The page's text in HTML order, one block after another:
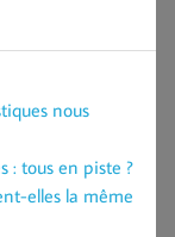
nous
: tous en piste ?
elles la même